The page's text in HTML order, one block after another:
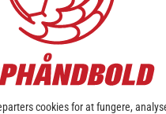
cookies for at fungere,